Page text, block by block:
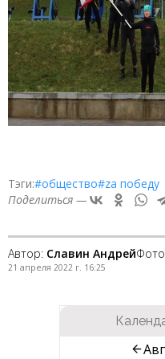
Тэги:#общество#zа победу
Поделиться —
Автор: Славин Андрей
21 апреля 2022 г. 16:25